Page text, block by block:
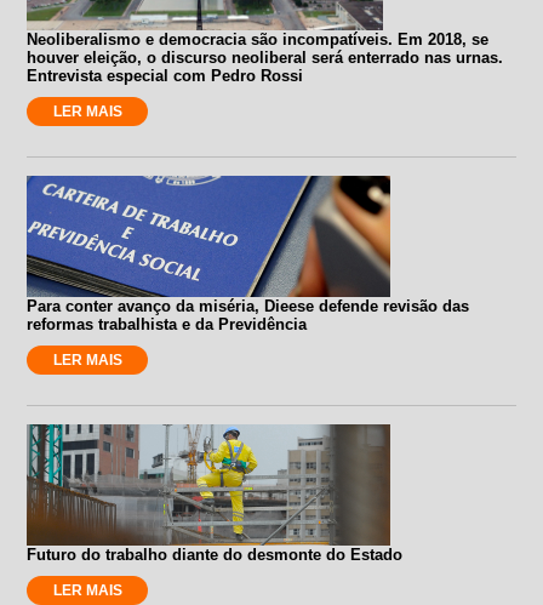
Neoliberalismo e democracia são incompatíveis. Em 2018, se
houver eleição, o discurso neoliberal será enterrado nas urnas.
Entrevista especial com Pedro Rossi
LER MAIS
Para conter avanço da miséria, Dieese defende revisão das
reformas trabalhista e da Previdência
LER MAIS
Futuro do trabalho diante do desmonte do Estado
LER MAIS